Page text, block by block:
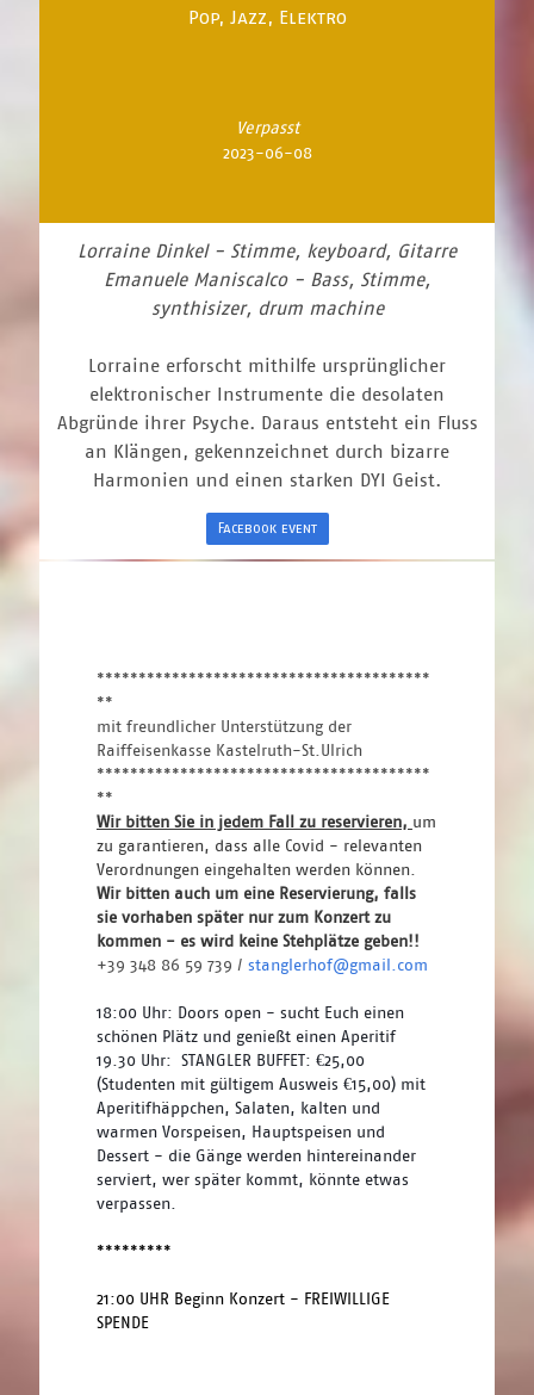
Pop, Jazz, Elektro
Verpasst
2023-06-08
Lorraine Dinkel - Stimme, keyboard, Gitarre
Emanuele Maniscalco - Bass, Stimme,
synthisizer, drum machine
Lorraine erforscht mithilfe ursprünglicher
elektronischer Instrumente die desolaten
Abgründe ihrer Psyche. Daraus entsteht ein Fluss
an Klängen, gekennzeichnet durch bizarre
Harmonien und einen starken DYI Geist.
Facebook event
****************************************
**
mit freundlicher Unterstützung der
Raiffeisenkasse Kastelruth-St.Ulrich
****************************************
**
Wir bitten Sie in jedem Fall zu reservieren, um
zu garantieren, dass alle Covid - relevanten
Verordnungen eingehalten werden können.
Wir bitten auch um eine Reservierung, falls
sie vorhaben später nur zum Konzert zu
+39 348 86 59 739 / stanglerhof@gmail.com
18:00 Uhr: Doors open - sucht Euch einen
schönen Plätz und genießt einen Aperitif
19.30 Uhr:  STANGLER BUFFET: €25,00
(Studenten mit gültigem Ausweis €15,00) mit
Aperitifhäppchen, Salaten, kalten und
warmen Vorspeisen, Hauptspeisen und
Dessert - die Gänge werden hintereinander
serviert, wer später kommt, könnte etwas
verpassen.
*********
21:00 UHR Beginn Konzert - FREIWILLIGE
SPENDE